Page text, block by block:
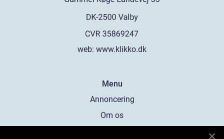
web: www.klikko.dk
Menu
Annoncering
Om os